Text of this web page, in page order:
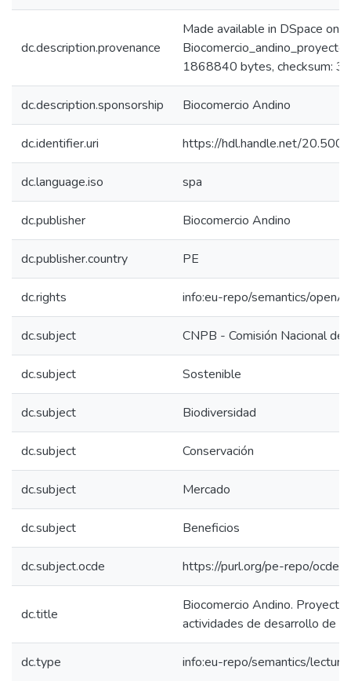
dc.description.provenance
Made available in DSpace
1868840 bytes, checksum:
dc.description.sponsorship Biocomercio Andino
dc.identifier.uri https://hdl.handle.net/
dc.language.iso spa
dc.publisher Biocomercio Andino
dc.publisher.country PE
dc.rights info:eu-repo/semantics/
dc.subject CNPB - Comisión Nacional de
dc.subject Sostenible
dc.subject Biodiversidad
dc.subject Conservación
dc.subject Mercado
dc.subject Beneficios
dc.subject.ocde https://purl.org/pe-repo/ocde/
dc.title
Biocomercio Andino.
actividades de desarrollo de
dc.type info:eu-repo/semantics/lecture